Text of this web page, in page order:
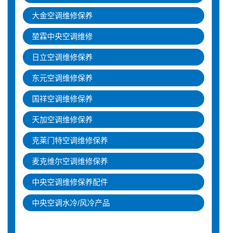
大金空调维修保养
堃霖中央空调维修
日立空调维修保养
东元空调维修保养
国祥空调维修保养
天加空调维修保养
克莱门特空调维修保养
麦克维尔空调维修保养
中央空调维修保养配件
中央空调水冷/风冷产品